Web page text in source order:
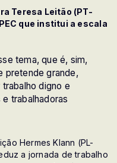
Teresa Leitão (PT-
que institui a escala
tema, que é, sim,
pretende grande,
digno e
trabalhadoras
Hermes Klann (PL-
a jornada de trabalho